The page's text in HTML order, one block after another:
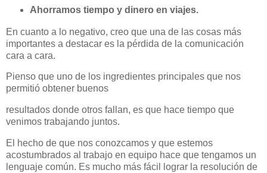
Ahorramos tiempo y dinero en viajes.
En cuanto a lo negativo, creo que una de las cosas más
importantes a destacar es la pérdida de la comunicación
cara a cara.
Pienso que uno de los ingredientes principales que nos
permitió obtener buenos
resultados donde otros fallan, es que hace tiempo que
venimos trabajando juntos.
El hecho de que nos conozcamos y que estemos
acostumbrados al trabajo en equipo hace que tengamos un
lenguaje común. Es mucho más fácil lograr la resolución de